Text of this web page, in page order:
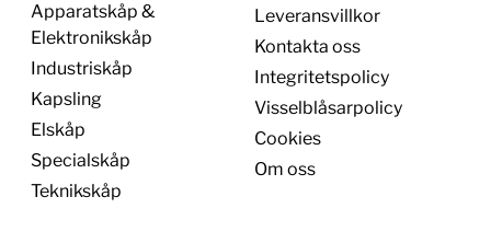
Apparatskåp &
Elektronikskåp
Industriskåp
Kapsling
Elskåp
Specialskåp
Teknikskåp
Leveransvillkor
Kontakta oss
Integritetspolicy
Visselblåsarpolicy
Cookies
Om oss